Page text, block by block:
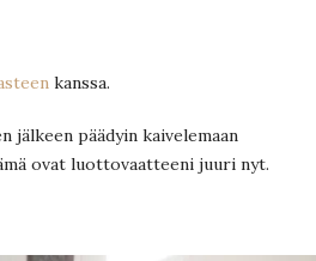
kanssa.
jälkeen päädyin kaivelemaan
ovat luottovaatteeni juuri nyt.